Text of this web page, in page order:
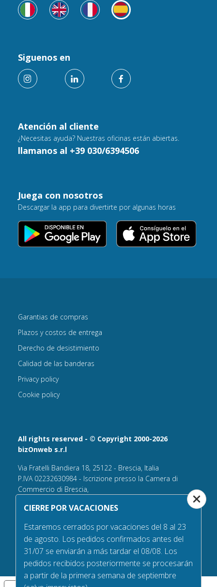
Atención al cliente
¿Necesitas ayuda? Nuestras oficinas están abiertas.
llamanos al +39 030/6394506
Siguenos en
Juega con nosotros
Descargar la app para divertirte por algunas horas
All rights reserved - © Copyright 2000-2026
bizOnweb s.r.l
Via Fratelli Bandiera 18, 25122 - Brescia, Italia
P.IVA 02232630984 - Iscrizione presso la Camera di
Commercio di Brescia,
n° REA 432569 Capitale sociale versato Euro 25.000,00.
Email:info@bandiere.it
PEC bizonweb@mailcertiﬁcatapec.it
Garantias de compras
Plazos y costos de entrega
Derecho de desistimiento
Calidad de las banderas
Privacy policy
Cookie policy
CIERRE POR VACACIONES
Estaremos cerrados por vacaciones del 8 al 23
de agosto. Los pedidos confirmados antes del
31/07 se enviarán a más tardar el 08/08. Los
pedidos recibidos posteriormente se procesarán
a partir de la primera semana de septiembre